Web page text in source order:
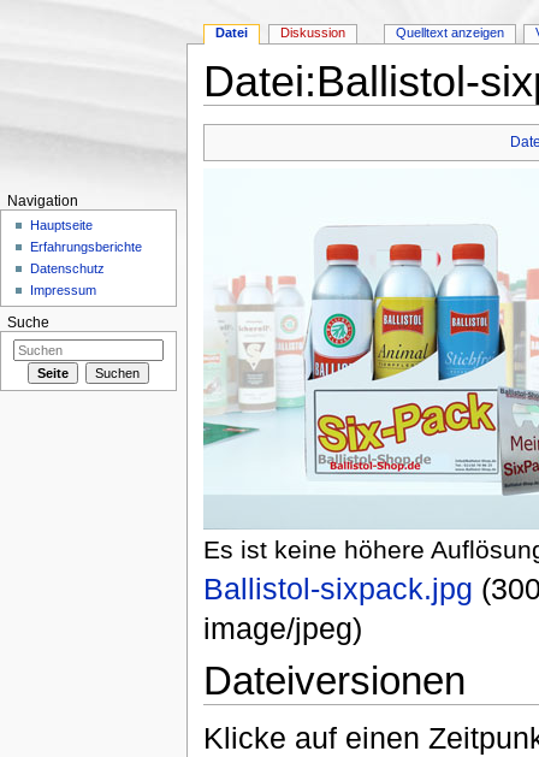
Datei:Ballistol-
Es ist keine höhere
Ballistol-sixpack.jpg
image/jpeg)
Dateiversionen
Klicke auf einen
Datei Diskussion Quelltext anzeigen
Navigation
Hauptseite
Erfahrungsberichte
Datenschutz
Impressum
Suche